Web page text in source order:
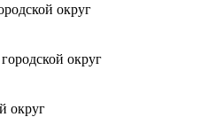
округ
округ
округ